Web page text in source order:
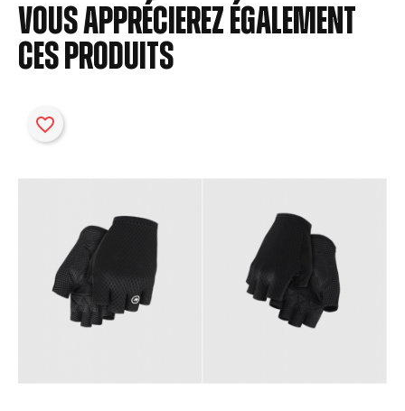
Vous apprécierez également
ces produits
favorite_border